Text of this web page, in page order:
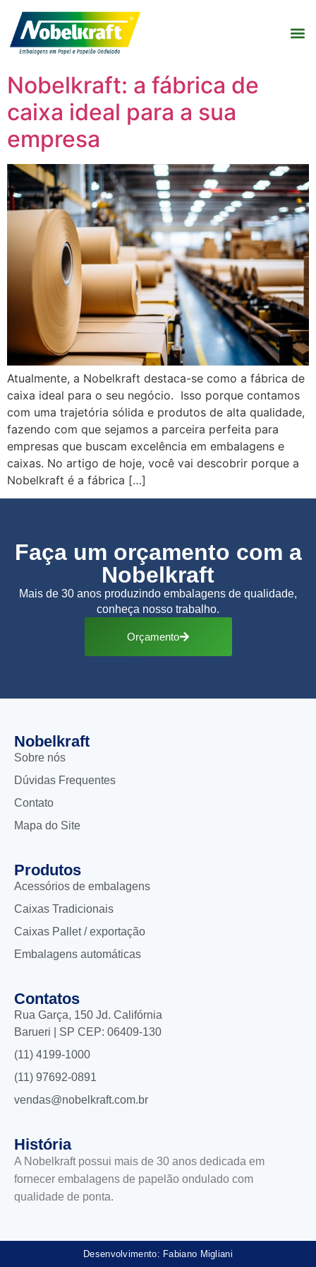
Nobelkraft: a fábrica de
caixa ideal para a sua
empresa
Atualmente, a Nobelkraft destaca-se como a fábrica de
caixa ideal para o seu negócio. Isso porque contamos
com uma trajetória sólida e produtos de alta qualidade,
fazendo com que sejamos a parceira perfeita para
empresas que buscam excelência em embalagens e
caixas. No artigo de hoje, você vai descobrir porque a
Nobelkraft é a fábrica […]
Faça um orçamento com a
Nobelkraft
Mais de 30 anos produzindo embalagens de qualidade,
conheça nosso trabalho.
Orçamento
Nobelkraft
Sobre nós
Dúvidas Frequentes
Contato
Mapa do Site
Produtos
Acessórios de embalagens
Caixas Tradicionais
Caixas Pallet / exportação
Embalagens automáticas
Contatos
Rua Garça, 150 Jd. Califórnia
Barueri | SP CEP: 06409-130
(11) 4199-1000
(11) 97692-0891
vendas@nobelkraft.com.br
História
A Nobelkraft possui mais de 30 anos dedicada em
fornecer embalagens de papelão ondulado com
qualidade de ponta.
Desenvolvimento: Fabiano Migliani